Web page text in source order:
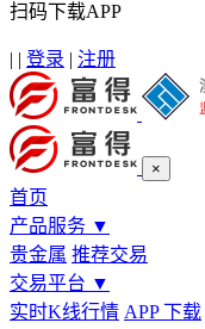
扫码下载APP
| | 登录 | 注册
×
首页
产品服务 ▼
贵金属 推荐交易
交易平台 ▼
实时K线行情 APP 下载